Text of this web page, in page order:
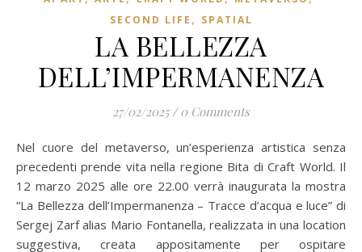
SECOND LIFE , SPATIAL
LA BELLEZZA
DELL’IMPERMANENZA
27/02/2025 / 0 Comments
Nel cuore del metaverso, un’esperienza artistica senza
precedenti prende vita nella regione Bita di Craft World. Il
12 marzo 2025 alle ore 22.00 verrà inaugurata la mostra
“La Bellezza dell’Impermanenza – Tracce d’acqua e luce” di
Sergej Zarf alias Mario Fontanella, realizzata in una location
suggestiva, creata appositamente per ospitare